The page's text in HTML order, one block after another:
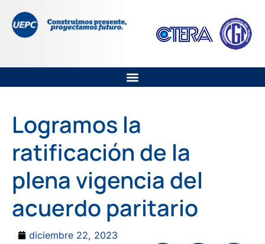
Logramos la
ratificación de la
plena vigencia del
acuerdo paritario
diciembre 22, 2023